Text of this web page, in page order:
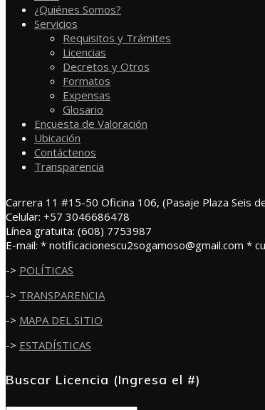
¿Quiénes Somos?
Servicios
Requisitos y Trámites
Licencias
Decretos y Otros
Formatos
Expensas
Glosario
Encuesta de Valoración
Ubicación
Contáctenos
Transparencia
Carrera 11 #15-50 Oficina 106, (Pasaje Plaza Seis
Celular: +57 3046686478
Línea gratuita: (608) 7753987
E-mail: * notificacionescu2sogamoso@gmail.com *
-> POLÍTICAS
-> TRANSPARENCIA
-> MAPA DEL SITIO
-> ESTADÍSTICAS
Buscar Licencia (Ingresa el #)